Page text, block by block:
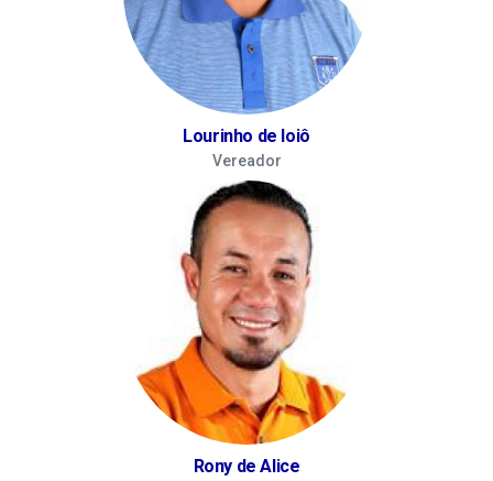
Lourinho de Ioiô
Vereador
Rony de Alice